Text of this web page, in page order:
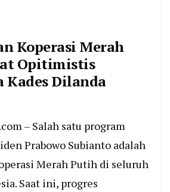
Koperasi Merah
Opitimistis
Kades Dilanda
– Salah satu program
Prabowo Subianto adalah
Merah Putih di seluruh
Saat ini, progres